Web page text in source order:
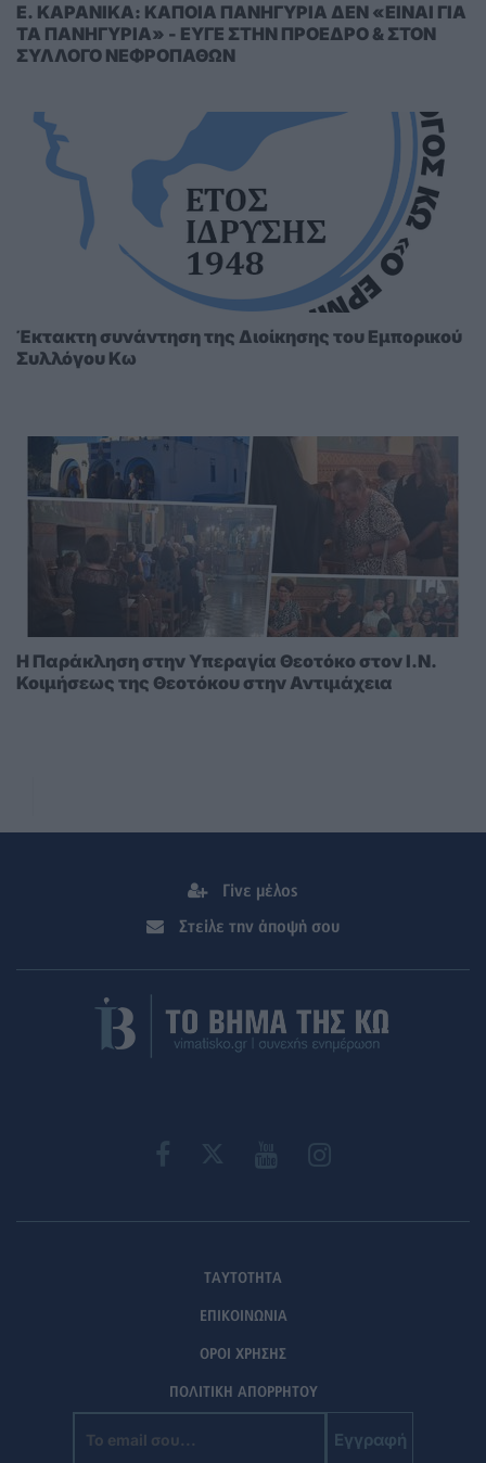
E. KAΡΑΝΙΚΑ: ΚΑΠΟΙΑ ΠΑΝΗΓΥΡΙΑ ΔΕΝ «ΕΙΝΑΙ ΓΙΑ
ΤΑ ΠΑΝΗΓΥΡΙΑ» - ΕΥΓΕ ΣΤΗΝ ΠΡΟΕΔΡΟ & ΣΤΟΝ
ΣΥΛΛΟΓΟ ΝΕΦΡΟΠΑΘΩΝ
Έκτακτη συνάντηση της Διοίκησης του Εμπορικού
Συλλόγου Κω
Η Παράκληση στην Υπεραγία Θεοτόκο στoν I.N.
Κοιμήσεως της Θεοτόκου στην Αντιμάχεια
Γίνε μέλος
Στείλε την άποψή σου
ΤΑΥΤΟΤΗΤΑ
ΕΠΙΚΟΙΝΩΝΙΑ
ΟΡΟΙ ΧΡΗΣΗΣ
ΠΟΛΙΤΙΚΗ ΑΠΟΡΡΗΤΟΥ
Εγγραφή